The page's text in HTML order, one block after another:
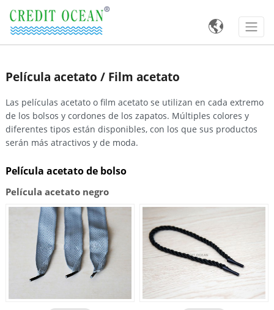

Película acetato / Film acetato
Las películas acetato o film acetato se utilizan en cada extremo
de los bolsos y cordones de los zapatos. Múltiples colores y
diferentes tipos están disponibles, con los que sus productos
serán más atractivos y de moda.
Película acetato de bolso
Película acetato negro